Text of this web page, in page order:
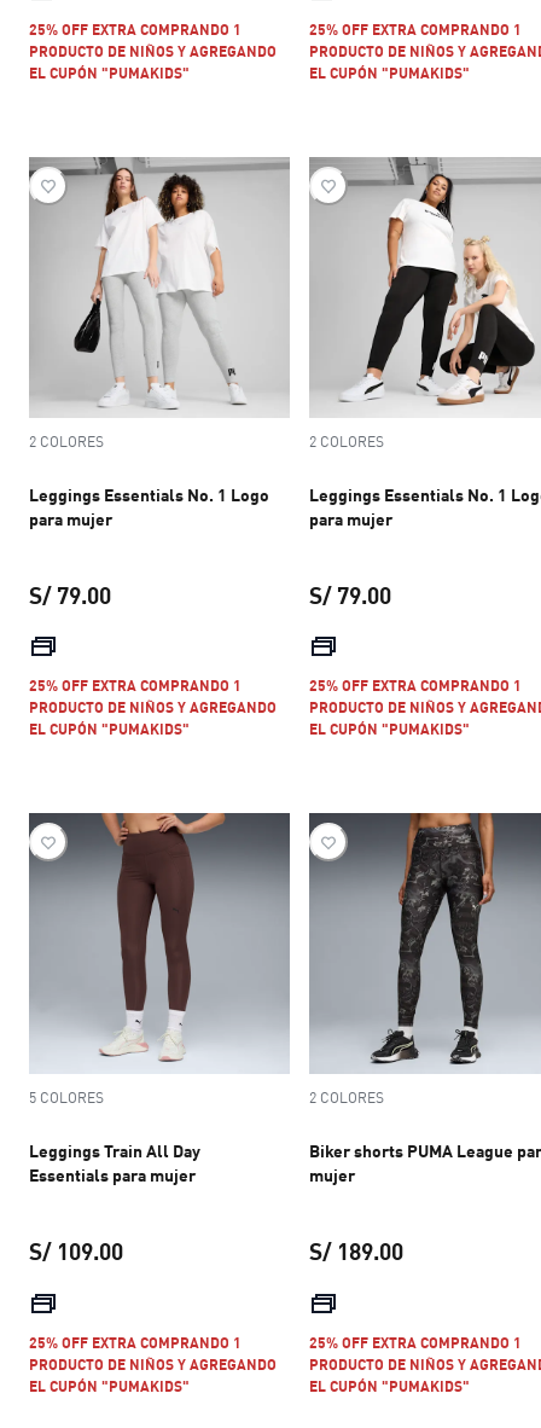
25% OFF EXTRA COMPRANDO 1
PRODUCTO DE NIÑOS Y AGREGANDO
EL CUPÓN "PUMAKIDS"
25% OFF EXTRA COMPRANDO 1
PRODUCTO DE NIÑOS Y
EL CUPÓN "PUMAKIDS"
2 COLORES
Leggings Essentials No. 1 Logo
para mujer
S/ 79.00
25% OFF EXTRA COMPRANDO 1
PRODUCTO DE NIÑOS Y AGREGANDO
EL CUPÓN "PUMAKIDS"
2 COLORES
Leggings Essentials No. 1
para mujer
S/ 79.00
25% OFF EXTRA COMPRANDO 1
PRODUCTO DE NIÑOS Y
EL CUPÓN "PUMAKIDS"
5 COLORES
Leggings Train All Day
Essentials para mujer
S/ 109.00
precio actual S/ 109.00
25% OFF EXTRA COMPRANDO 1
PRODUCTO DE NIÑOS Y AGREGANDO
EL CUPÓN "PUMAKIDS"
2 COLORES
Biker shorts PUMA League
mujer
S/ 189.00
25% OFF EXTRA COMPRANDO 1
PRODUCTO DE NIÑOS Y
EL CUPÓN "PUMAKIDS"